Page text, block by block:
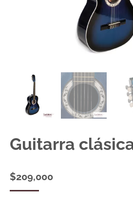
Guitarra
$209,000